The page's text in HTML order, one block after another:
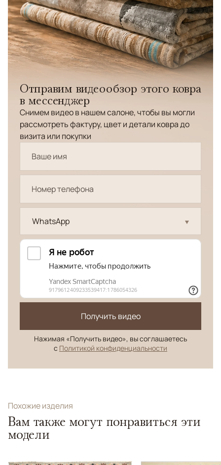
Отправим видеообзор этого ковра
в мессенджер
Снимем видео в нашем салоне, чтобы вы могли
рассмотреть фактуру, цвет и детали ковра до
визита или покупки
WhatsApp
Получить видео
Нажимая «Получить видео», вы соглашаетесь
с Политикой конфиденциальности
Похожие изделия
Вам также могут понравиться эти
модели